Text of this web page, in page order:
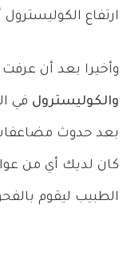
ارتفاع الكوليسترول
وأخيرا بعد أن عرفت
والكوليسترول في
بعد حدوث
كان لديك أي من
الطبيب ليقوم